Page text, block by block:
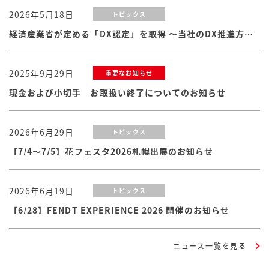
2026年5月18日 トピックス
経済産業省が定める「DX認定」を取得 ～当社のDX推進方針・体制および取り組みが認められました
2025年9月29日 重要なお知らせ
現金および小切手 お取扱い終了についてのお知らせ
2026年6月29日 トピックス
【7/4～7/5】花フェスタ2026札幌出展のお知らせ
2026年6月19日 トピックス
【6/28】FENDT EXPERIENCE 2026 開催のお知らせ
ニュース一覧を見る